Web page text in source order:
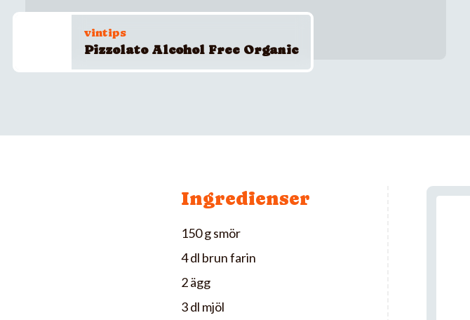
vintips
Pizzolato Alcohol Free Organic
Ingredienser
150 g smör
4 dl brun farin
2 ägg
3 dl mjöl